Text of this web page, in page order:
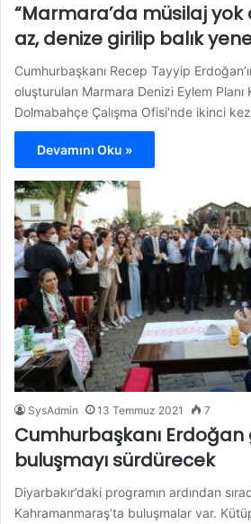
“Marmara’da müsilaj
az, denize girilip balık
Cumhurbaşkanı Recep Tayyip
oluşturulan Marmara Denizi Eylem Planı
Dolmabahçe Çalışma Ofisi’nde ikinci
Devamını Oku »
SysAdmin 13 Temmuz 2021 7
Cumhurbaşkanı
buluşmayı sürdürecek
Diyarbakır’daki programın ardından
Kahramanmaraş’ta buluşmalar var.